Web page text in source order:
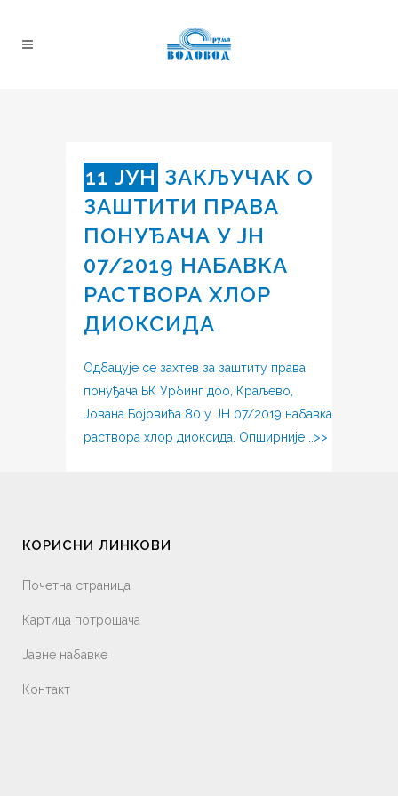
11 ЈУН ЗАКЉУЧАК О
ЗАШТИТИ ПРАВА
ПОНУЂАЧА У ЈН
07/2019 НАБАВКА
РАСТВОРА ХЛОР
ДИОКСИДА
Одбацује се захтев за заштиту права
понуђача БК Урбинг доо, Краљево,
Јована Бојовића 80 у ЈН 07/2019 набавка
раствора хлор диоксида. Опширније ..>>
КОРИСНИ ЛИНКОВИ
Почетна страница
Картица потрошача
Јавне набавке
Контакт